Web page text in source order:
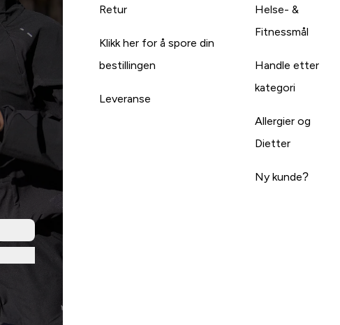
Retur
Klikk her for å spore din
bestillingen
Leveranse
Helse- &
Fitnessmål
Handle etter
kategori
Allergier og
Dietter
Ny kunde?